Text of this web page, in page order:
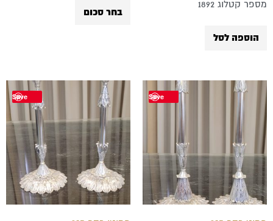
מספר קטלוג 1892
הוספה לסל
בחר סכום
Save
Save